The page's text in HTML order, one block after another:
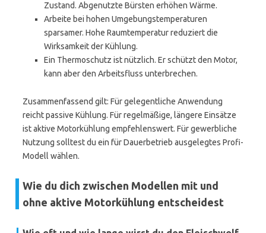
Zustand. Abgenutzte Bürsten erhöhen Wärme.
Arbeite bei hohen Umgebungstemperaturen
sparsamer. Hohe Raumtemperatur reduziert die
Wirksamkeit der Kühlung.
Ein Thermoschutz ist nützlich. Er schützt den Motor,
kann aber den Arbeitsfluss unterbrechen.
Zusammenfassend gilt: Für gelegentliche Anwendung
reicht passive Kühlung. Für regelmäßige, längere Einsätze
ist aktive Motorkühlung empfehlenswert. Für gewerbliche
Nutzung solltest du ein für Dauerbetrieb ausgelegtes Profi-
Modell wählen.
Wie du dich zwischen Modellen mit und
ohne aktive Motorkühlung entscheidest